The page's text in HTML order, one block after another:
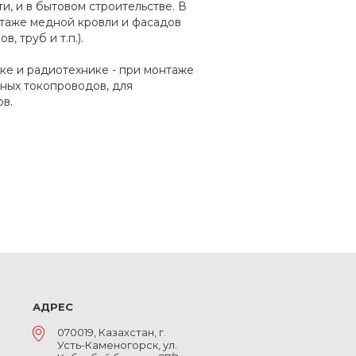
и в бытовом строительстве. В
медной кровли и фасадов
труб и т.п.).
и радиотехнике - при монтаже
токопроводов, для
АДРЕС
070019, Казахстан, г.
Усть-Каменогорск, ул.